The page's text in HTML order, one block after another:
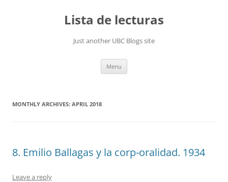
Lista de lecturas
Just another UBC Blogs site
Menu
MONTHLY ARCHIVES: APRIL 2018
8. Emilio Ballagas y la corp-oralidad. 1934
Leave a reply